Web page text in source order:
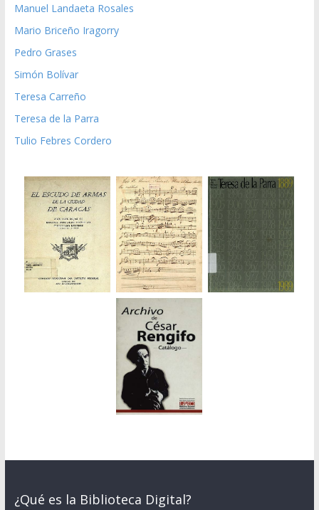
Manuel Landaeta Rosales
Mario Briceño Iragorry
Pedro Grases
Simón Bolívar
Teresa Carreño
Teresa de la Parra
Tulio Febres Cordero
¿Qué es la Biblioteca Digital?